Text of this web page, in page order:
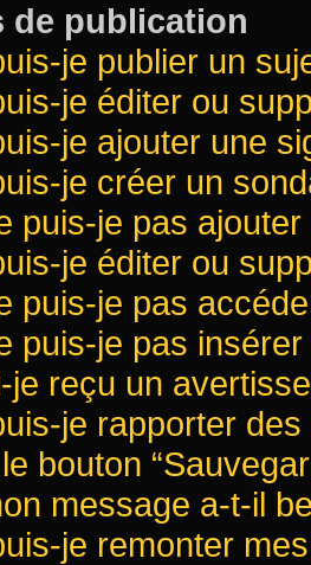
de publication
je publier un
je éditer ou
je ajouter une
je créer un
puis-je pas
je éditer ou
puis-je pas
puis-je pas
je reçu un
je rapporter
bouton
message a-t-il
je remonter